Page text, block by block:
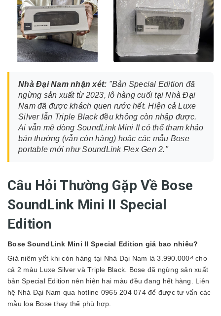
Nhà Đại Nam nhận xét: "Bản Special Edition đã
ngừng sản xuất từ 2023, lô hàng cuối tại Nhà Đại
Nam đã được khách quen rước hết. Hiện cả Luxe
Silver lẫn Triple Black đều không còn nhập được.
Ai vẫn mê dòng SoundLink Mini II có thể tham khảo
bản thường (vẫn còn hàng) hoặc các mẫu Bose
portable mới như SoundLink Flex Gen 2."
Câu Hỏi Thường Gặp Về Bose
SoundLink Mini II Special
Edition
Bose SoundLink Mini II Special Edition giá bao nhiêu?
Giá niêm yết khi còn hàng tại Nhà Đại Nam là 3.990.000₫ cho
cả 2 màu Luxe Silver và Triple Black. Bose đã ngừng sản xuất
bản Special Edition nên hiện hai màu đều đang hết hàng. Liên
hệ Nhà Đại Nam qua hotline 0965 204 074 để được tư vấn các
mẫu loa Bose thay thế phù hợp.